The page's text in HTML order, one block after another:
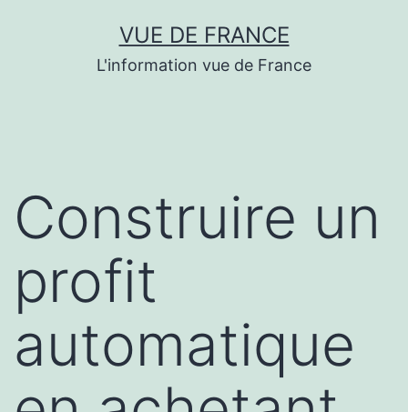
VUE DE FRANCE
L'information vue de France
Construire un
profit
automatique